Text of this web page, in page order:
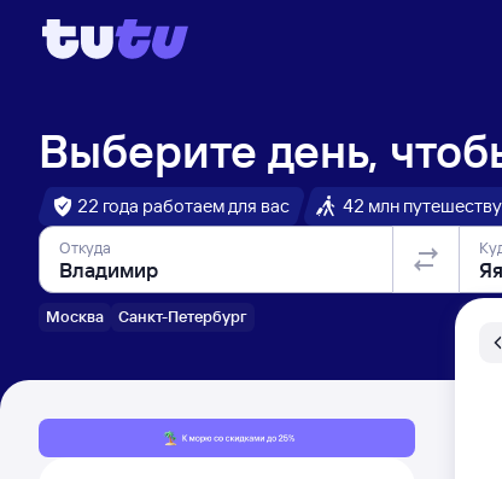
Выберите день,
22 года работаем для вас 42 млн
Откуда
Москва Санкт-Петербург